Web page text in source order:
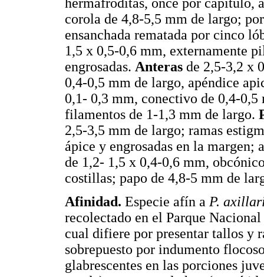
hermafroditas, once por capítulo,
corola de 4,8-5,5 mm de largo;
ensanchada rematada por cinco
1,5 x 0,5-0,6 mm, externamente
engrosadas. Anteras de 2,5-3,2 x
0,4-0,5 mm de largo, apéndice
0,1- 0,3 mm, conectivo de 0,4-
filamentos de 1-1,3 mm de largo.
2,5-3,5 mm de largo; ramas
ápice y engrosadas en la
de 1,2- 1,5 x 0,4-0,6 mm,
costillas; papo de 4,8-5 mm de
Afinidad. Especie afín a P.
recolectado en el Parque
cual difiere por presentar tallos y
sobrepuesto por indumento
glabrescentes en las porciones